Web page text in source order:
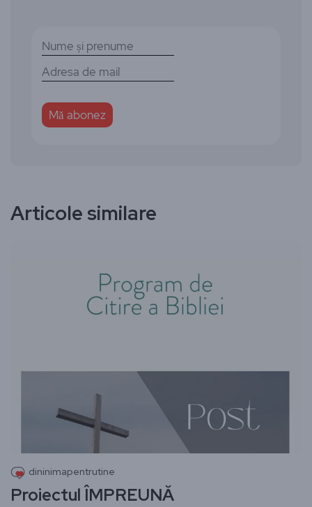
Articole similare
dininimapentrutine
Proiectul ÎMPREUNĂ